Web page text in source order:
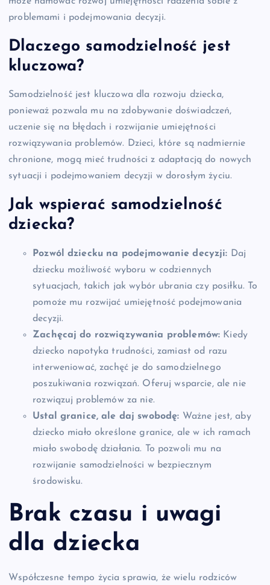
problemami i podejmowania decyzji.
Dlaczego samodzielność jest
kluczowa?
Samodzielność jest kluczowa dla rozwoju dziecka,
ponieważ pozwala mu na zdobywanie doświadczeń,
uczenie się na błędach i rozwijanie umiejętności
rozwiązywania problemów. Dzieci, które są nadmiernie
chronione, mogą mieć trudności z adaptacją do nowych
sytuacji i podejmowaniem decyzji w dorosłym życiu.
Jak wspierać samodzielność
dziecka?
Pozwól dziecku na podejmowanie decyzji: Daj
dziecku możliwość wyboru w codziennych
sytuacjach, takich jak wybór ubrania czy posiłku. To
pomoże mu rozwijać umiejętność podejmowania
decyzji.
Zachęcaj do rozwiązywania problemów: Kiedy
dziecko napotyka trudności, zamiast od razu
interweniować, zachęć je do samodzielnego
poszukiwania rozwiązań. Oferuj wsparcie, ale nie
rozwiązuj problemów za nie.
Ustal granice, ale daj swobodę: Ważne jest, aby
dziecko miało określone granice, ale w ich ramach
miało swobodę działania. To pozwoli mu na
rozwijanie samodzielności w bezpiecznym
środowisku.
Brak czasu i uwagi
dla dziecka
Współczesne tempo życia sprawia, że wielu rodziców